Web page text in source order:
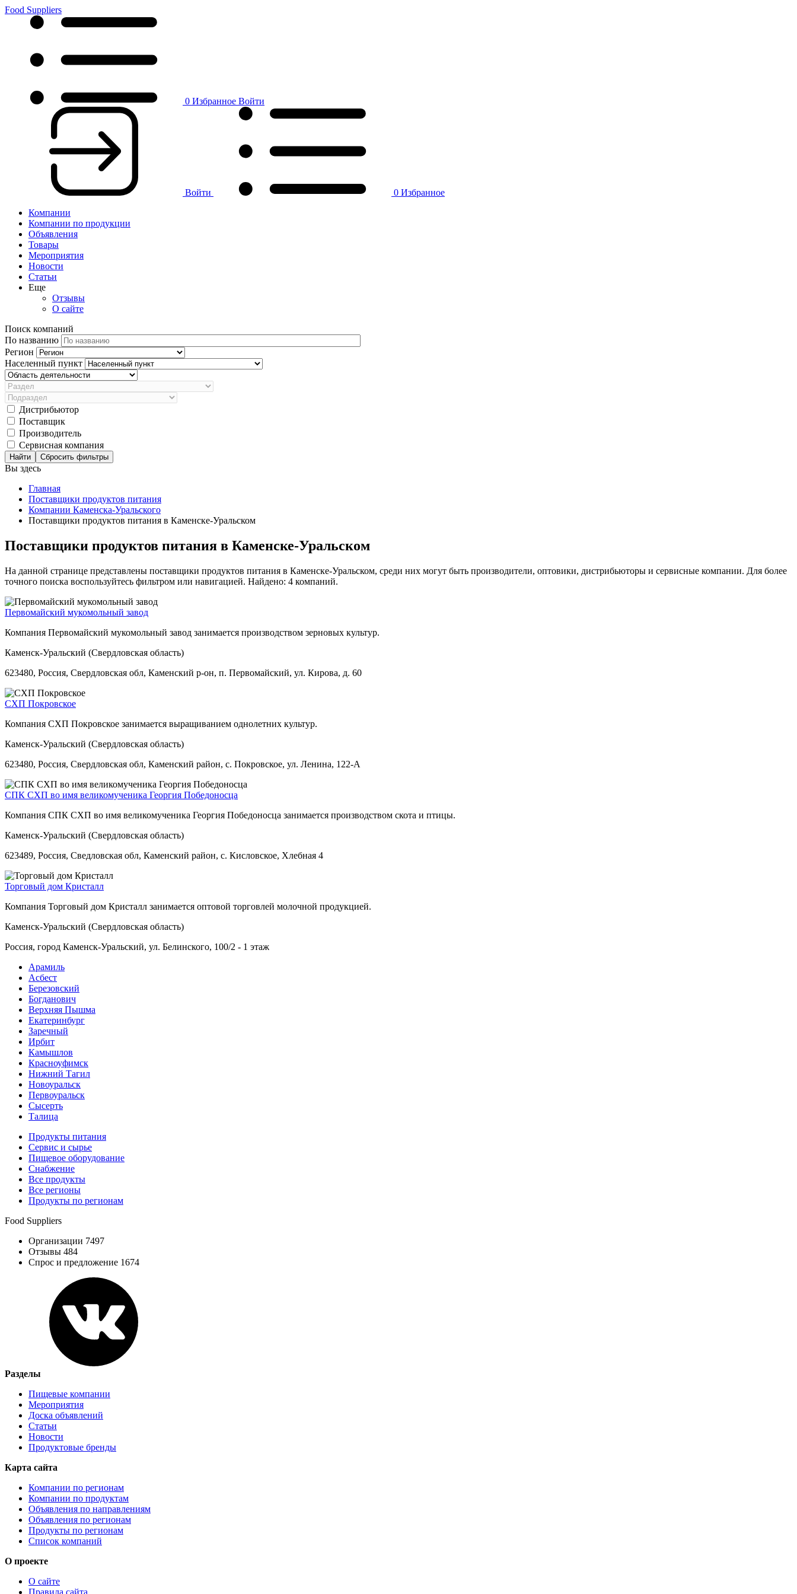
Food Suppliers
0 Избранное Войти
Войти 0 Избранное
Компании
Компании по продукции
Объявления
Товары
Мероприятия
Новости
Статьи
Еще
Отзывы
О сайте
Поиск компаний
По названию
Регион
Населенный пункт
Дистрибьютор
Поставщик
Производитель
Сервисная компания
Сбросить фильтры
Вы здесь
Главная
Поставщики продуктов питания
Компании Каменска-Уральского
Поставщики продуктов питания в Каменске-Уральском
Поставщики продуктов питания в Каменске-Уральском
На данной странице представлены поставщики продуктов питания в Каменске-Уральском, среди них могут быть производители, оптовики, дистрибьюторы и сервисные компании. Для более
точного поиска воспользуйтесь фильтром или навигацией. Найдено: 4 компаний.
Первомайский мукомольный завод
Компания Первомайский мукомольный завод занимается производством зерновых культур.
Каменск-Уральский (Свердловская область)
623480, Россия, Свердловская обл, Каменский р-он, п. Первомайский, ул. Кирова, д. 60
СХП Покровское
Компания СХП Покровское занимается выращиванием однолетних культур.
Каменск-Уральский (Свердловская область)
623480, Россия, Свердловская обл, Каменский район, с. Покровское, ул. Ленина, 122-А
СПК СХП во имя великомученика Георгия Победоносца
Компания СПК СХП во имя великомученика Георгия Победоносца занимается производством скота и птицы.
Каменск-Уральский (Свердловская область)
623489, Россия, Сведловская обл, Каменский район, с. Кисловское, Хлебная 4
Торговый дом Кристалл
Компания Торговый дом Кристалл занимается оптовой торговлей молочной продукцией.
Каменск-Уральский (Свердловская область)
Россия, город Каменск-Уральский, ул. Белинского, 100/2 - 1 этаж
Арамиль
Асбест
Березовский
Богданович
Верхняя Пышма
Екатеринбург
Заречный
Ирбит
Камышлов
Красноуфимск
Нижний Тагил
Новоуральск
Первоуральск
Сысерть
Талица
Продукты питания
Сервис и сырье
Пищевое оборудование
Снабжение
Все продукты
Все регионы
Продукты по регионам
Food Suppliers
Организации 7497
Отзывы 484
Спрос и предложение 1674
Разделы
Пищевые компании
Мероприятия
Доска объявлений
Статьи
Новости
Продуктовые бренды
Карта сайта
Компании по регионам
Компании по продуктам
Объявления по направлениям
Объявления по регионам
Продукты по регионам
Список компаний
О проекте
О сайте
Правила сайта